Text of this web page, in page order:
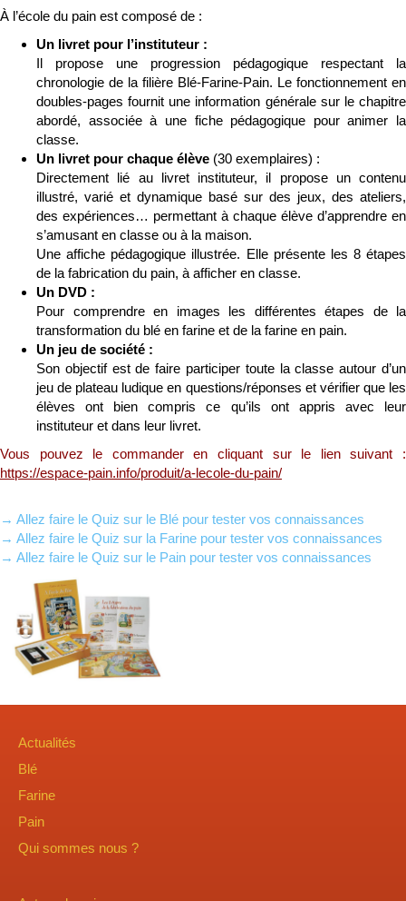
À l’école du pain est composé de :
Un livret pour l’instituteur :
Il propose une progression pédagogique respectant la
chronologie de la filière Blé-Farine-Pain. Le fonctionnement en
doubles-pages fournit une information générale sur le chapitre
abordé, associée à une fiche pédagogique pour animer la
classe.
Un livret pour chaque élève (30 exemplaires) :
Directement lié au livret instituteur, il propose un contenu
illustré, varié et dynamique basé sur des jeux, des ateliers,
des expériences… permettant à chaque élève d’apprendre en
s’amusant en classe ou à la maison.
Une affiche pédagogique illustrée. Elle présente les 8 étapes
de la fabrication du pain, à afficher en classe.
Un DVD :
Pour comprendre en images les différentes étapes de la
transformation du blé en farine et de la farine en pain.
Un jeu de société :
Son objectif est de faire participer toute la classe autour d’un
jeu de plateau ludique en questions/réponses et vérifier que les
élèves ont bien compris ce qu’ils ont appris avec leur
instituteur et dans leur livret.
Vous pouvez le commander en cliquant sur le lien suivant :
https://espace-pain.info/produit/a-lecole-du-pain/
→ Allez faire le Quiz sur le Blé pour tester vos connaissances
→ Allez faire le Quiz sur la Farine pour tester vos connaissances
→ Allez faire le Quiz sur le Pain pour tester vos connaissances
Actualités
Blé
Farine
Pain
Qui sommes nous ?